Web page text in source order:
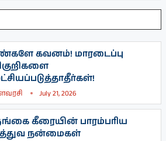
கவனம்! மாரடைப்பு
July 21, 2026
கீரையின் பாரம்பரிய
நன்மைகள்